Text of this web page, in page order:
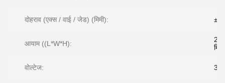
दोहराव (एक्स / वाई / जेड) (मिमी):
आयाम ((L*W*H):
मिमी
वोल्टेज: